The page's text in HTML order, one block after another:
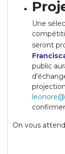
Une
seront
public
On vous